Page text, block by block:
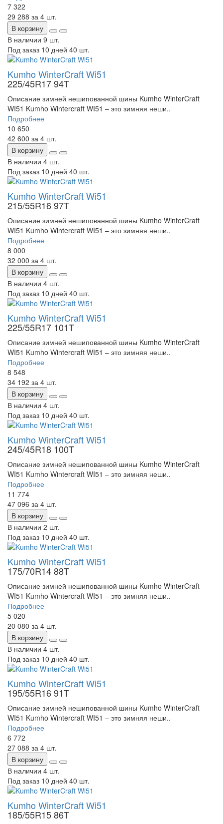
7 322
29 288 за 4 шт.
В корзину
В наличии 9 шт.
Под заказ 10 дней 40 шт.
Kumho WinterCraft Wi51
225/45R17 94T
Описание зимней нешипованной шины Kumho WinterCraft
WI51 Kumho Wintercraft WI51 – это зимняя неши..
Подробнее
10 650
42 600 за 4 шт.
В корзину
В наличии 4 шт.
Под заказ 10 дней 40 шт.
Kumho WinterCraft Wi51
215/55R16 97T
Описание зимней нешипованной шины Kumho WinterCraft
WI51 Kumho Wintercraft WI51 – это зимняя неши..
Подробнее
8 000
32 000 за 4 шт.
В корзину
В наличии 4 шт.
Под заказ 10 дней 40 шт.
Kumho WinterCraft Wi51
225/55R17 101T
Описание зимней нешипованной шины Kumho WinterCraft
WI51 Kumho Wintercraft WI51 – это зимняя неши..
Подробнее
8 548
34 192 за 4 шт.
В корзину
В наличии 4 шт.
Под заказ 10 дней 40 шт.
Kumho WinterCraft Wi51
245/45R18 100T
Описание зимней нешипованной шины Kumho WinterCraft
WI51 Kumho Wintercraft WI51 – это зимняя неши..
Подробнее
11 774
47 096 за 4 шт.
В корзину
В наличии 2 шт.
Под заказ 10 дней 40 шт.
Kumho WinterCraft Wi51
175/70R14 88T
Описание зимней нешипованной шины Kumho WinterCraft
WI51 Kumho Wintercraft WI51 – это зимняя неши..
Подробнее
5 020
20 080 за 4 шт.
В корзину
В наличии 4 шт.
Под заказ 10 дней 40 шт.
Kumho WinterCraft Wi51
195/55R16 91T
Описание зимней нешипованной шины Kumho WinterCraft
WI51 Kumho Wintercraft WI51 – это зимняя неши..
Подробнее
6 772
27 088 за 4 шт.
В корзину
В наличии 4 шт.
Под заказ 10 дней 40 шт.
Kumho WinterCraft Wi51
185/55R15 86T